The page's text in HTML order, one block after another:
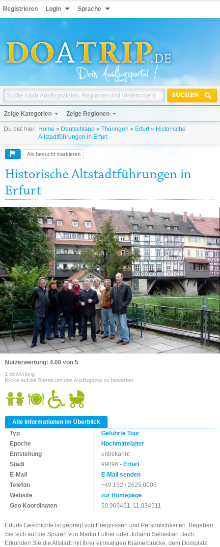
Registrieren Login Sprache
SUCHEN
Zeige Kategorien Zeige Regionen
Du bist hier: Home » Deutschland » Thüringen » Erfurt» Historische
Altstadtführungen in Erfurt
Als besucht markieren
Historische Altstadtführungen in
Erfurt
Nutzerwertung: 4.00 von 5
1 Bewertung
Klicke auf die Sterne um das Ausflugsziel zu bewerten
Alle Informationen im Überblick
Typ
Geführte Tour
Epoche
Hochmittelalter
Entstehung
unbekannt
Stadt
99096 -Erfurt
E-Mail
E-Mail senden
Telefon
+49 152 / 2625 0006
Website
zur Homepage
Geo Koordinaten
50.969451, 11.034511
Erfurts Geschichte ist geprägt von Ereignissen und Persönlichkeiten. Begeben
Sie sich auf die Spuren von Martin Luther oder Johann Sebastian Bach.
Erkunden Sie die Altstadt mit Ihrer einmaligen Krämerbrücke, dem Domplatz